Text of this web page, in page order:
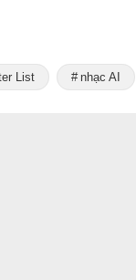
List nhạc AI